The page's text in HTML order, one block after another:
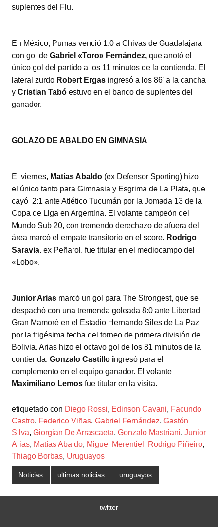
suplentes del Flu.
En México, Pumas venció 1:0 a Chivas de Guadalajara
con gol de Gabriel «Toro» Fernández, que anotó el
único gol del partido a los 11 minutos de la contienda. El
lateral zurdo Robert Ergas ingresó a los 86′ a la cancha
y Cristian Tabó estuvo en el banco de suplentes del
ganador.
GOLAZO DE ABALDO EN GIMNASIA
El viernes, Matías Abaldo (ex Defensor Sporting) hizo
el único tanto para Gimnasia y Esgrima de La Plata, que
cayó 2:1 ante Atlético Tucumán por la Jomada 13 de la
Copa de Liga en Argentina. El volante campeón del
Mundo Sub 20, con tremendo derechazo de afuera del
área marcó el empate transitorio en el score. Rodrigo
Saravia, ex Peñarol, fue titular en el mediocampo del
«Lobo».
Junior Arias marcó un gol para The Strongest, que se
despachó con una tremenda goleada 8:0 ante Libertad
Gran Mamoré en el Estadio Hernando Siles de La Paz
por la trigésima fecha del torneo de primera división de
Bolivia. Arias hizo el octavo gol de los 81 minutos de la
contienda. Gonzalo Castillo ingresó para el
complemento en el equipo ganador. El volante
Maximiliano Lemos fue titular en la visita.
etiquetado con Diego Rossi, Edinson Cavani, Facundo
Castro, Federico Viñas, Gabriel Fernández, Gastón
Silva, Giorgian De Arrascaeta, Gonzalo Mastriani, Junior
Arias, Matías Abaldo, Miguel Merentiel , Rodrigo Piñeiro,
Thiago Borbas, Uruguayos
Noticias ultimas noticias uruguayos
twitter